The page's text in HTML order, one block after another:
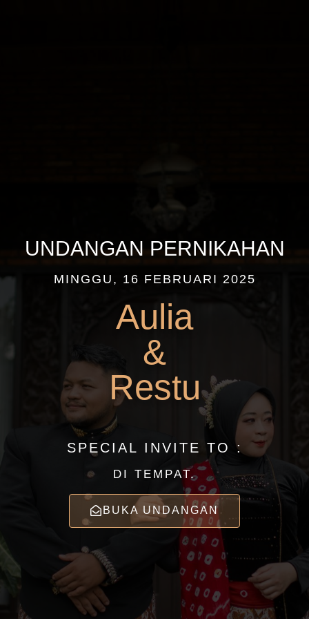
UNDANGAN PERNIKAHAN
MINGGU, 16 FEBRUARI 2025
Aulia
&
Restu
SPECIAL INVITE TO :
DI TEMPAT.
BUKA UNDANGAN